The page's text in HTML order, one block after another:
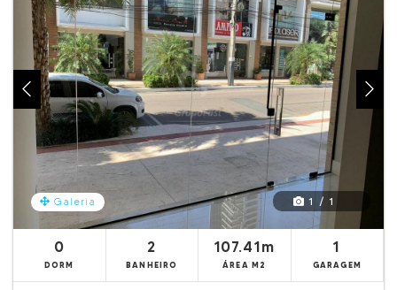
Galeria 1 / 1
0
DORM
2
BANHEIRO
107.41m
ÁREA M2
1
GARAGEM